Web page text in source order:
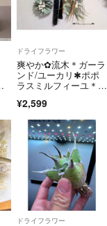
ドライフラワー
爽やか✿流木＊ガーラ
ンド/ユーカリ✱ポポ
ラスミルフィーユ＊吊
¥2,599
ドライフラワー